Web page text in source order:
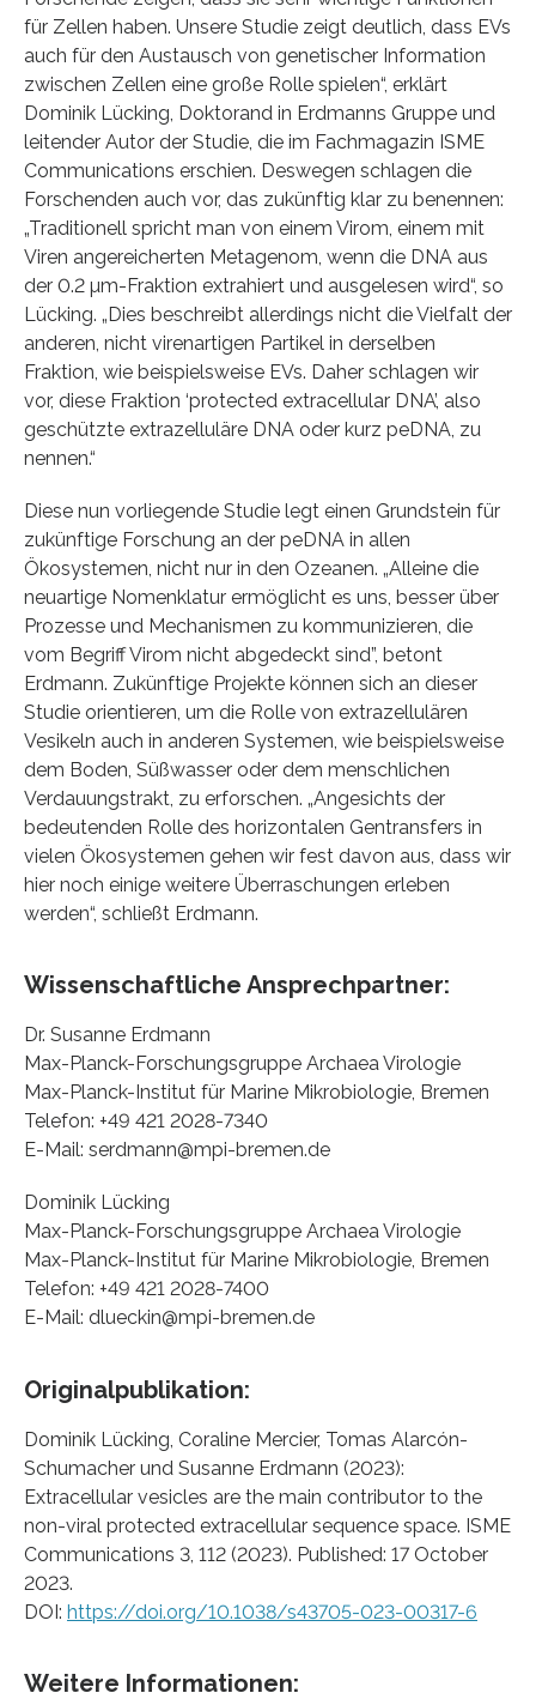
für Zellen haben. Unsere Studie zeigt deutlich, dass EVs
auch für den Austausch von genetischer Information
zwischen Zellen eine große Rolle spielen“, erklärt
Dominik Lücking, Doktorand in Erdmanns Gruppe und
leitender Autor der Studie, die im Fachmagazin ISME
Communications erschien. Deswegen schlagen die
Forschenden auch vor, das zukünftig klar zu benennen:
„Traditionell spricht man von einem Virom, einem mit
Viren angereicherten Metagenom, wenn die DNA aus
der 0.2 µm-Fraktion extrahiert und ausgelesen wird“, so
Lücking. „Dies beschreibt allerdings nicht die Vielfalt der
anderen, nicht virenartigen Partikel in derselben
Fraktion, wie beispielsweise EVs. Daher schlagen wir
vor, diese Fraktion ‘protected extracellular DNA’, also
geschützte extrazelluläre DNA oder kurz peDNA, zu
nennen.“
Diese nun vorliegende Studie legt einen Grundstein für
zukünftige Forschung an der peDNA in allen
Ökosystemen, nicht nur in den Ozeanen. „Alleine die
neuartige Nomenklatur ermöglicht es uns, besser über
Prozesse und Mechanismen zu kommunizieren, die
vom Begriff Virom nicht abgedeckt sind”, betont
Erdmann. Zukünftige Projekte können sich an dieser
Studie orientieren, um die Rolle von extrazellulären
Vesikeln auch in anderen Systemen, wie beispielsweise
dem Boden, Süßwasser oder dem menschlichen
Verdauungstrakt, zu erforschen. „Angesichts der
bedeutenden Rolle des horizontalen Gentransfers in
vielen Ökosystemen gehen wir fest davon aus, dass wir
hier noch einige weitere Überraschungen erleben
werden“, schließt Erdmann.
Wissenschaftliche Ansprechpartner:
Dr. Susanne Erdmann
Max-Planck-Forschungsgruppe Archaea Virologie
Max-Planck-Institut für Marine Mikrobiologie, Bremen
Telefon: +49 421 2028-7340
E-Mail: serdmann@mpi-bremen.de
Dominik Lücking
Max-Planck-Forschungsgruppe Archaea Virologie
Max-Planck-Institut für Marine Mikrobiologie, Bremen
Telefon: +49 421 2028-7400
E-Mail: dlueckin@mpi-bremen.de
Originalpublikation:
Dominik Lücking, Coraline Mercier, Tomas Alarcón-
Schumacher und Susanne Erdmann (2023):
Extracellular vesicles are the main contributor to the
non-viral protected extracellular sequence space. ISME
Communications 3, 112 (2023). Published: 17 October
2023.
DOI: https://doi.org/10.1038/s43705-023-00317-6
Weitere Informationen: